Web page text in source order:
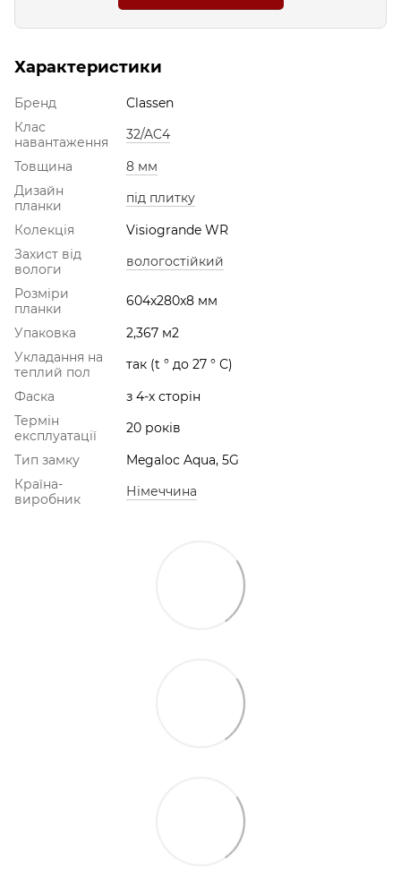
Характеристики
Бренд
Classen
Клас
навантаження
32/AC4
Товщина
8 мм
Дизайн
планки
під плитку
Колекція
Visiogrande WR
Захист від
вологи
вологостійкий
Розміри
планки
604x280x8 мм
Упаковка
2,367 м2
Укладання на
теплий пол
так (t ° до 27 ° С)
Фаска
з 4-х сторін
Термін
експлуатації
20 років
Тип замку
Megaloc Aqua, 5G
Країна-
виробник
Німеччина